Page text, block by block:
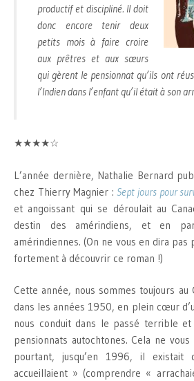
productif et discipliné. Il doit
donc encore tenir deux
petits mois à faire croire
aux prêtres et aux sœurs
qui gèrent le pensionnat qu’ils ont
l’Indien dans l’enfant qu’il était à son
★★★★☆
L’année dernière, Nathalie Bernard
chez Thierry Magnier : Sept jours pour
et angoissant qui se déroulait au
destin des amérindiens, et en
amérindiennes. (On ne vous en dira pas
fortement à découvrir ce roman !)
Cette année, nous sommes toujours au
dans les années 1950, en plein cœur
nous conduit dans le passé terrible
pensionnats autochtones. Cela ne
pourtant, jusqu’en 1996, il existait
accueillaient » (comprendre «